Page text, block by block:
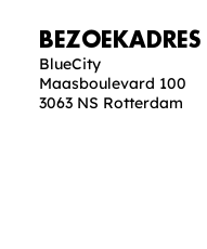
BEZOEKADRES
BlueCity
Maasboulevard 100
3063 NS Rotterdam